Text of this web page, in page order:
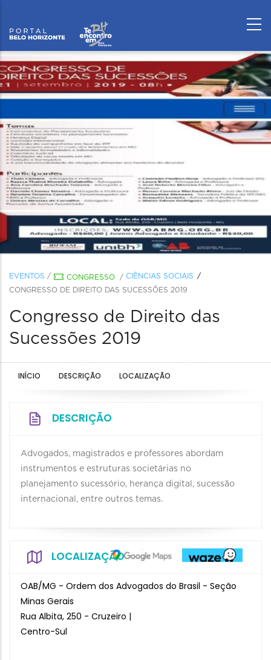
EVENTOS / CONGRESSO / CIÊNCIAS SOCIAIS
CONGRESSO DE DIREITO DAS SUCESSÕES 2019
Congresso de Direito das
Sucessões 2019
INÍCIO DESCRIÇÃO LOCALIZAÇÃO
DESCRIÇÃO
Advogados, magistrados e professores abordam
instrumentos e estruturas societárias no
planejamento sucessório, herança digital, sucessão
internacional, entre outros temas.
LOCALIZAÇÃO
OAB/MG - Ordem dos Advogados do Brasil - Seção
Minas Gerais
Rua Albita, 250 - Cruzeiro |
Centro-Sul